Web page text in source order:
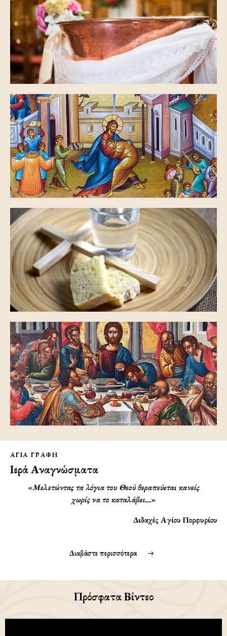
ΑΓΙΑ ΓΡΑΦΗ
Ιερά Αναγνώσματα
«Μελετώντας τα λόγια του Θεού θεραπεύεται κανείς
χωρίς να το καταλάβει…»
Διδαχές Αγίου Πορφυρίου
Διαβάστε περισσότερα
Πρόσφατα Βίντεο